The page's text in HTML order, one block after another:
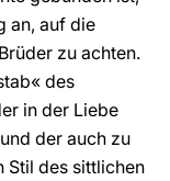
an, auf die
zu achten.
des
in der Liebe
der auch zu
Stil des sittlichen